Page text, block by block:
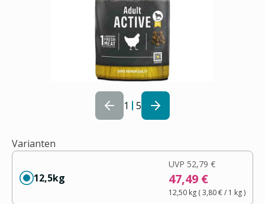
1 5
Varianten
12,5kg
UVP 52,79 €
47,49 €
12,50 kg(3,80 €/ 1 kg)